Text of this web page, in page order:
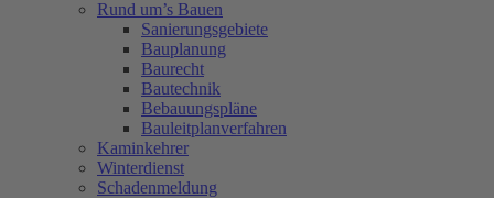
Rund um’s Bauen
Sanierungsgebiete
Bauplanung
Baurecht
Bautechnik
Bebauungspläne
Bauleitplanverfahren
Kaminkehrer
Winterdienst
Schadenmeldung